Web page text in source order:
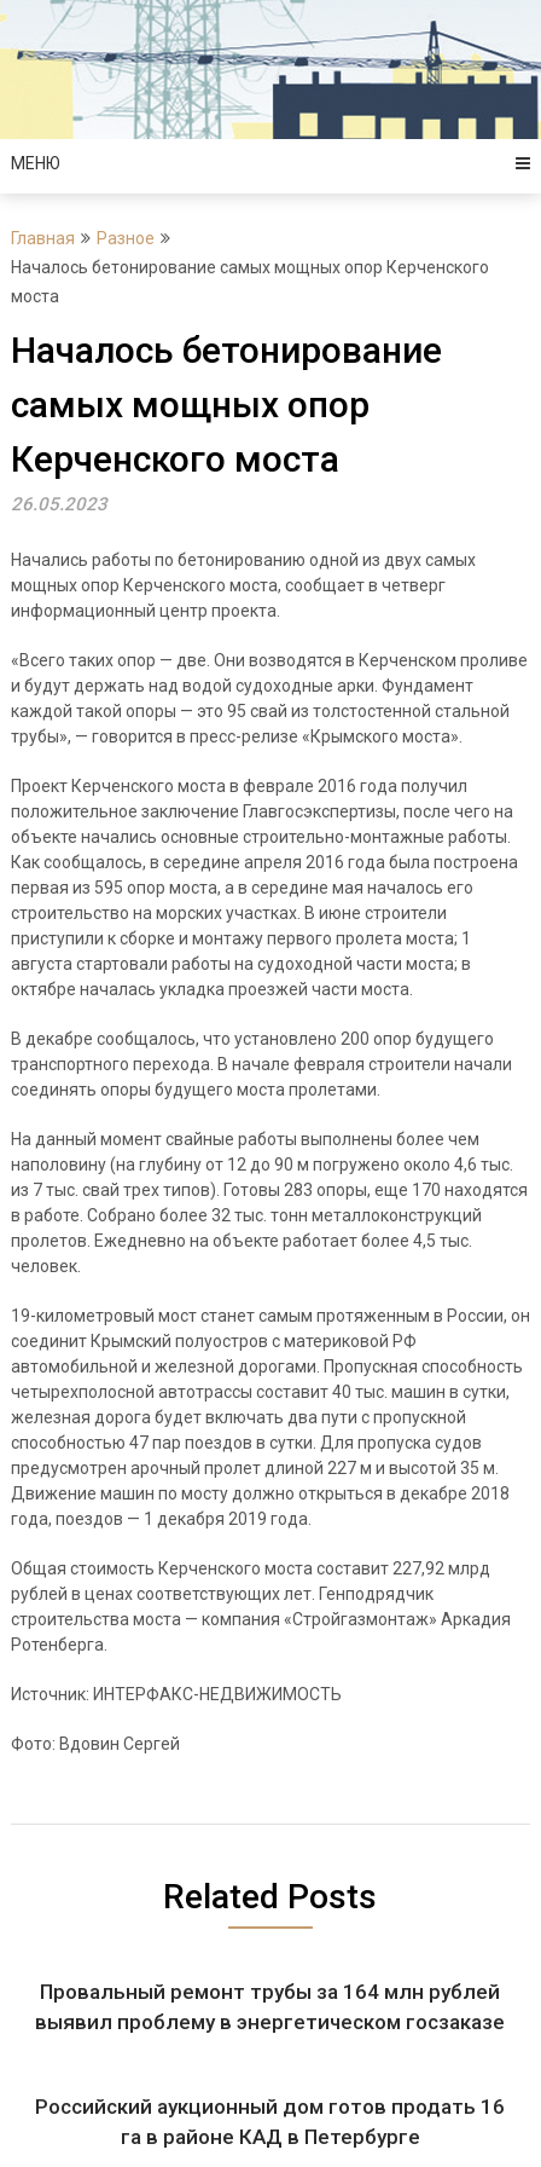
Перейти
содержимому
МЕНЮ
Главная
Разное
Началось бетонирование самых мощных опор Керченского
моста
Началось бетонирование
самых мощных опор
Керченского моста
26.05.2023
Начались работы по бетонированию одной из двух самых
мощных опор Керченского моста, сообщает в четверг
информационный центр проекта.
«Всего таких опор — две. Они возводятся в Керченском проливе
и будут держать над водой судоходные арки. Фундамент
каждой такой опоры — это 95 свай из толстостенной стальной
трубы», — говорится в пресс-релизе «Крымского моста».
Проект Керченского моста в феврале 2016 года получил
положительное заключение Главгосэкспертизы, после чего на
объекте начались основные строительно-монтажные работы.
Как сообщалось, в середине апреля 2016 года была построена
первая из 595 опор моста, а в середине мая началось его
строительство на морских участках. В июне строители
приступили к сборке и монтажу первого пролета моста; 1
августа стартовали работы на судоходной части моста; в
октябре началась укладка проезжей части моста.
В декабре сообщалось, что установлено 200 опор будущего
транспортного перехода. В начале февраля строители начали
соединять опоры будущего моста пролетами.
На данный момент свайные работы выполнены более чем
наполовину (на глубину от 12 до 90 м погружено около 4,6 тыс.
из 7 тыс. свай трех типов). Готовы 283 опоры, еще 170 находятся
в работе. Собрано более 32 тыс. тонн металлоконструкций
пролетов. Ежедневно на объекте работает более 4,5 тыс.
человек.
19-километровый мост станет самым протяженным в России, он
соединит Крымский полуостров с материковой РФ
автомобильной и железной дорогами. Пропускная способность
четырехполосной автотрассы составит 40 тыс. машин в сутки,
железная дорога будет включать два пути с пропускной
способностью 47 пар поездов в сутки. Для пропуска судов
предусмотрен арочный пролет длиной 227 м и высотой 35 м.
Движение машин по мосту должно открыться в декабре 2018
года, поездов — 1 декабря 2019 года.
Общая стоимость Керченского моста составит 227,92 млрд
рублей в ценах соответствующих лет. Генподрядчик
строительства моста — компания «Стройгазмонтаж» Аркадия
Ротенберга.
Источник: ИНТЕРФАКС-НЕДВИЖИМОСТЬ
Фото: Вдовин Сергей
Related Posts
Провальный ремонт трубы за 164 млн рублей
выявил проблему в энергетическом госзаказе
Российский аукционный дом готов продать 16
га в районе КАД в Петербурге